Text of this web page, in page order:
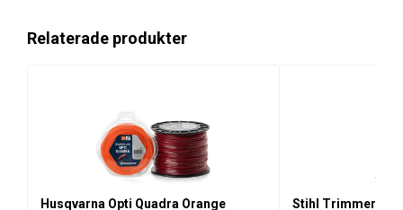
användning.
Gardena Trådkassett ProCut
Specialdesignad:Perfekt passform för ProCut
800 och 1000 för smidig funktion.
Tillräcklig längd:
Totalt 6 meter tråd ger
Relaterade produkter
Husqvarna Opti Quadra Orange
Stihl